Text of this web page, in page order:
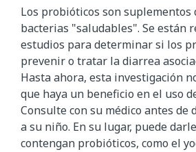
Los probióticos son suplementos
bacterias "saludables". Se están
estudios para determinar si los
prevenir o tratar la diarrea
Hasta ahora, esta investigación
que haya un beneficio en el uso
Consulte con su médico antes de
a su niño. En su lugar, puede
contengan probióticos, como el